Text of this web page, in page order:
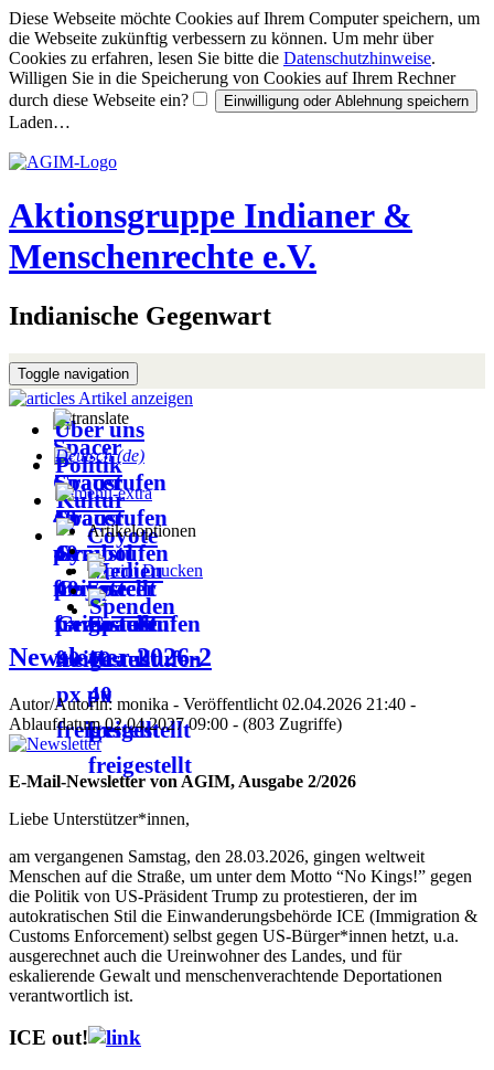
Diese Webseite möchte Cookies auf Ihrem Computer speichern, um
die Webseite zukünftig verbessern zu können. Um mehr über
Cookies zu erfahren, lesen Sie bitte die Datenschutzhinweise.
Willigen Sie in die Speicherung von Cookies auf Ihrem Rechner
durch diese Webseite ein?
Laden…
Aktionsgruppe Indianer &
Menschenrechte e.V.
Indianische Gegenwart
Toggle navigation
Über uns
Politik
Kultur
Coyote
Medien
Spenden
Artikel anzeigen
Deutsch (de)
Artikeloptionen
Drucken
Newsletter 2026-2
Autor/Autorin: monika - Veröffentlicht 02.04.2026 21:40 -
Ablaufdatum 02.04.2027 09:00 - (803 Zugriffe)
E-Mail-Newsletter von AGIM, Ausgabe 2/2026
Liebe Unterstützer*innen,
am vergangenen Samstag, den 28.03.2026, gingen weltweit
Menschen auf die Straße, um unter dem Motto “No Kings!” gegen
die Politik von US-Präsident Trump zu protestieren, der im
autokratischen Stil die Einwanderungsbehörde ICE (Immigration &
Customs Enforcement) selbst gegen US-Bürger*innen hetzt, u.a.
ausgerechnet auch die Ureinwohner des Landes, und für
eskalierende Gewalt und menschenverachtende Deportationen
verantwortlich ist.
ICE out!